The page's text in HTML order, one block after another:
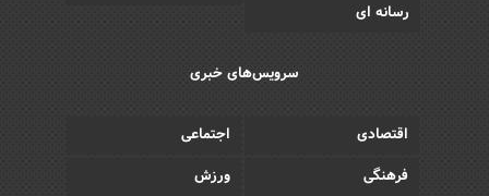
رسانه ای
سرویس‌های خبری
اقتصادی
اجتماعی
فرهنگی
ورزش